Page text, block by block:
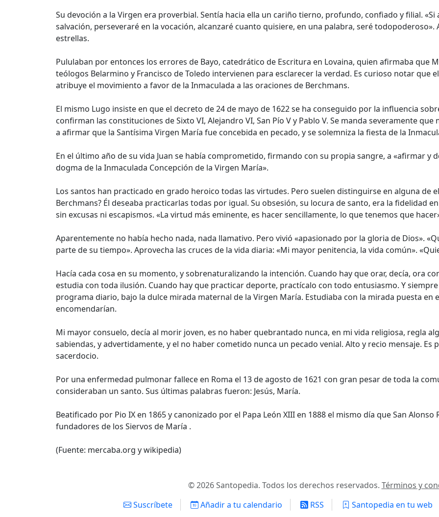
Su devoción a la Virgen era proverbial. Sentía hacia ella un cariño tierno, profundo, confiado y filial.
salvación, perseveraré en la vocación, alcanzaré cuanto quisiere, en una palabra, seré todopoderoso».
estrellas.
Pululaban por entonces los errores de Bayo, catedrático de Escritura en Lovaina, quien afirmaba que
teólogos Belarmino y Francisco de Toledo intervienen para esclarecer la verdad. Es curioso notar que
atribuye el movimiento a favor de la Inmaculada a las oraciones de Berchmans.
El mismo Lugo insiste en que el decreto de 24 de mayo de 1622 se ha conseguido por la influencia
confirman las constituciones de Sixto VI, Alejandro VI, San Pío V y Pablo V. Se manda severamente
a afirmar que la Santísima Virgen María fue concebida en pecado, y se solemniza la fiesta de la
En el último año de su vida Juan se había comprometido, firmando con su propia sangre, a «afirmar y
dogma de la Inmaculada Concepción de la Virgen María».
Los santos han practicado en grado heroico todas las virtudes. Pero suelen distinguirse en alguna de
Berchmans? Él deseaba practicarlas todas por igual. Su obsesión, su locura de santo, era la fidelidad
sin excusas ni escapismos. «La virtud más eminente, es hacer sencillamente, lo que tenemos que
Aparentemente no había hecho nada, nada llamativo. Pero vivió «apasionado por la gloria de Dios».
parte de su tiempo». Aprovecha las cruces de la vida diaria: «Mi mayor penitencia, la vida común».
Hacía cada cosa en su momento, y sobrenaturalizando la intención. Cuando hay que orar, decía, ora
estudia con toda ilusión. Cuando hay que practicar deporte, practícalo con todo entusiasmo. Y
programa diario, bajo la dulce mirada maternal de la Virgen María. Estudiaba con la mirada puesta en
encomendarían.
Mi mayor consuelo, decía al morir joven, es no haber quebrantado nunca, en mi vida religiosa, regla
sabiendas, y advertidamente, y el no haber cometido nunca un pecado venial. Alto y recio mensaje. Es
sacerdocio.
Por una enfermedad pulmonar fallece en Roma el 13 de agosto de 1621 con gran pesar de toda la
consideraban un santo. Sus últimas palabras fueron: Jesús, María.
Beatificado por Pio IX en 1865 y canonizado por el Papa León XIII en 1888 el mismo día que San Alonso
fundadores de los Siervos de María .
(Fuente: mercaba.org y wikipedia)
© 2026 Santopedia. Todos los derechos reservados. Términos y
Suscríbete
Añadir a tu calendario RSS Santopedia en tu web